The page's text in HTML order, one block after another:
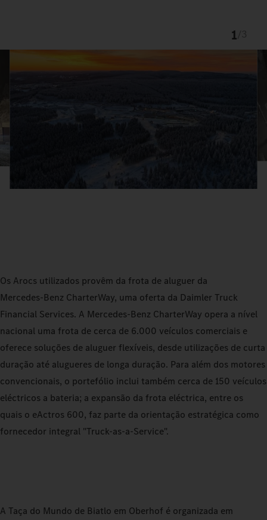
1
Os Arocs utilizados provêm da frota de aluguer da
Mercedes‑Benz CharterWay, uma oferta da Daimler Truck
Financial Services. A Mercedes‑Benz CharterWay opera a nível
nacional uma frota de cerca de 6.000 veículos comerciais e
oferece soluções de aluguer flexíveis, desde utilizações de curta
duração até alugueres de longa duração. Para além dos motores
convencionais, o portefólio inclui também cerca de 150 veículos
eléctricos a bateria; a expansão da frota eléctrica, entre os
quais o eActros 600, faz parte da orientação estratégica como
fornecedor integral "Truck-as-a-Service".
A Taça do Mundo de Biatlo em Oberhof é organizada em